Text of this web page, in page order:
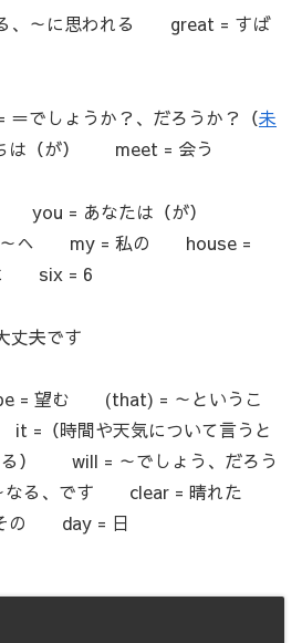
、～に思われる great = すば
でしょうか？、だろうか？（未
（が） meet = 会う
you = あなたは（が）
へ my = 私の house =
six = 6
丈夫です
= 望む (that) = ～というこ
時間や天気について言うと
る） will = ～でしょう、だろう
る、です clear = 晴れた
の day = 日